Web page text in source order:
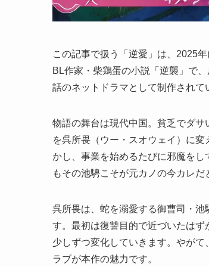
この記事で扱う「逆愛」は、2025
BL作家・柴鶏蛋の小説「逆襲」で
話のネットドラマとして制作されて
物語の舞台は現代中国。貧乏でダ
を呉所畏（ウー・スオウェイ）に
かし、事業を始めるたびに邪魔を
もその池騁こそが元カノの今カレだ
呉所畏は、蛇を溺愛する御曹司・
す。最初は復讐目的で近づいたは
少しずつ変化していきます。やが
ラブが本作の魅力です。